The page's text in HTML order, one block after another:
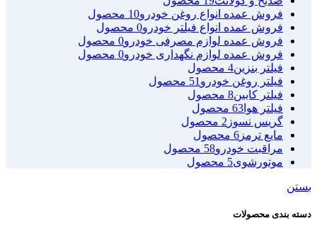
فروش عمده انواع روغن خودرو10 محصول
فروش عمده انواع فیلتر خودرو0 محصول
فروش عمده لوازم مصرفی خودرو0 محصول
فروش عمده لوازم نگهداری خودرو0 محصول
فیلتر بنزین4 محصول
فیلتر روغن خودرو 51 محصول
فیلتر کابین8 محصول
فیلتر هوا 63 محصول
گریس نسوز 2 محصول
مایع ترمز 6 محصول
مراقبت خودرو58 محصول
موتورشوی5 محصول
بستن
دسته بندی محصولات